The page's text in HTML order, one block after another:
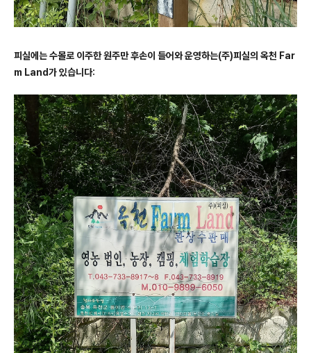
피실에는 수몰로 이주한 원주만 후손이 들어와 운영하는(주)피실의 옥천 Far
m Land가 있습니다: